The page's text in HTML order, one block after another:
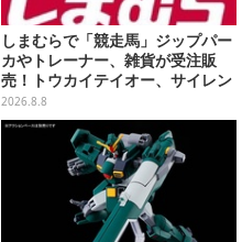
しまむらで「競走馬」ジップパー
カやトレーナー、雑貨が受注販
売！トウカイテイオー、サイレン
ススズカなど名馬をデザイン
2026.8.8